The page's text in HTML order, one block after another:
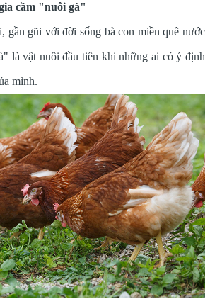
cầm "nuôi gà"
gần gũi với đời sống bà con miền quê nước
là vật nuôi đầu tiên khi những ai có ý định
mình.